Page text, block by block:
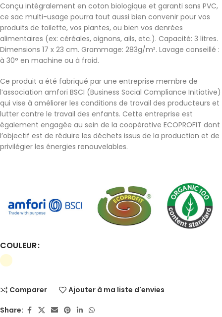
Conçu intégralement en coton biologique et garanti sans PVC,
ce sac multi-usage pourra tout aussi bien convenir pour vos
produits de toilette, vos plantes, ou bien vos denrées
alimentaires (ex: céréales, oignons, ails, etc.). Capacité: 3 litres.
Dimensions 17 x 23 cm. Grammage: 283g/m². Lavage conseillé :
à 30° en machine ou à froid.
Ce produit a été fabriqué par une entreprise membre de
l’association amfori BSCI (Business Social Compliance Initiative)
qui vise à améliorer les conditions de travail des producteurs et
lutter contre le travail des enfants. Cette entreprise est
également engagée au sein de la coopérative ECOPROFIT dont
l’objectif est de réduire les déchets issus de la production et de
privilégier les énergies renouvelables.
COULEUR
Comparer Ajouter à ma liste d'envies
Share: